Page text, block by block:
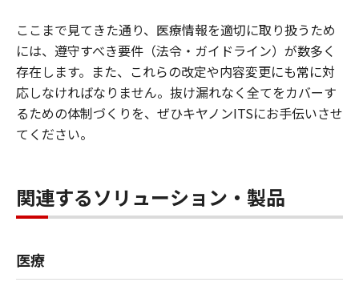
ここまで見てきた通り、医療情報を適切に取り扱うため
には、遵守すべき要件（法令・ガイドライン）が数多く
存在します。また、これらの改定や内容変更にも常に対
応しなければなりません。抜け漏れなく全てをカバーす
るための体制づくりを、ぜひキヤノンITSにお手伝いさせ
てください。
関連するソリューション・製品
医療